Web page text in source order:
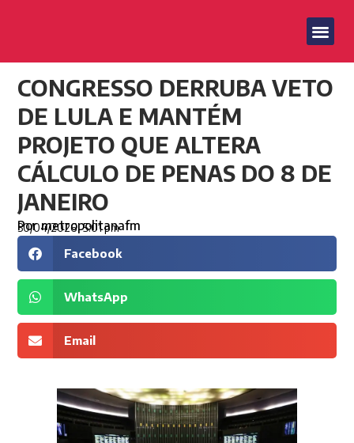
CONGRESSO DERRUBA VETO
DE LULA E MANTÉM
PROJETO QUE ALTERA
CÁLCULO DE PENAS DO 8 DE
JANEIRO
Pormetropolitanafm
30/04/2026 5:01 pm
Facebook
WhatsApp
Email